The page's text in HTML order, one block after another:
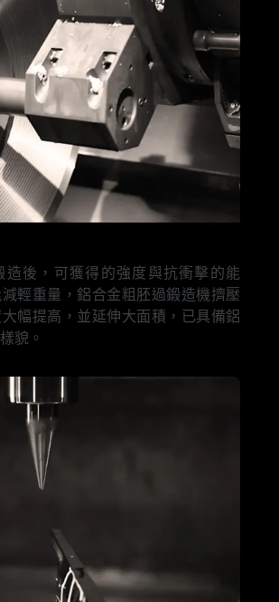
造後，可獲得的強度與抗衝擊的能
輕重量，鋁合金粗胚過鍛造機擠壓
幅提高，並延伸大面積，已具備鋁
貌。